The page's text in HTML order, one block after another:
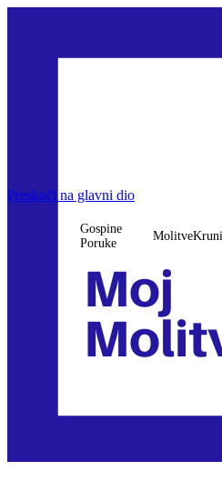
Preskoči na glavni dio
Gospine
Poruke
Molitve